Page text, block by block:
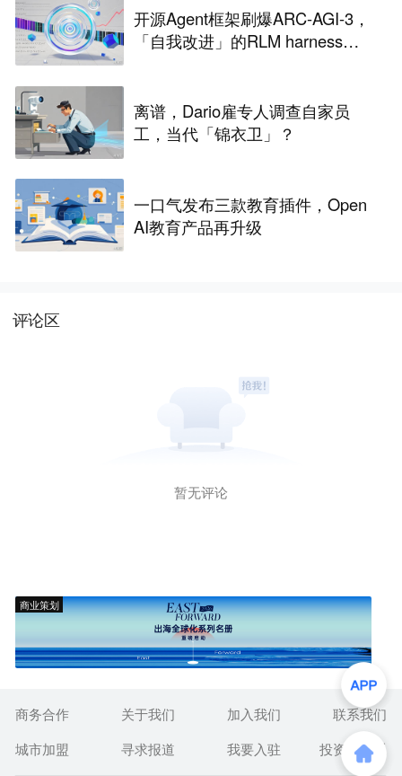
开源Agent框架刷爆ARC-AGI-3，
「自我改进」的RLM harness引
离谱，Dario雇专人调查自家员
工，当代「锦衣卫」？
一口气发布三款教育插件，Open
AI教育产品再升级
评论区
暂无评论
商业策划
商务合作 关于我们 加入我们
联系我们
城市加盟
寻求报道 我要入驻 投资者关系